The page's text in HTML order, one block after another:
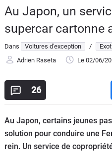
Actu
Essais
Guide
Electriques
Utilitaires
Flottes
Au Japon, un
supercar cartonne
Dans Voitures d'exception /
Adrien Raseta
Le 02/06/
26
Au Japon, certains jeunes
solution pour conduire une
rein. Un service de